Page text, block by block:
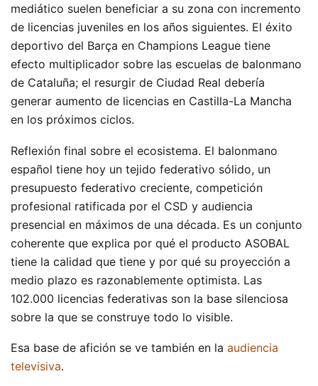
mediático suelen beneficiar a su zona con incremento
de licencias juveniles en los años siguientes. El éxito
deportivo del Barça en Champions League tiene
efecto multiplicador sobre las escuelas de balonmano
de Cataluña; el resurgir de Ciudad Real debería
generar aumento de licencias en Castilla-La Mancha
en los próximos ciclos.
Reflexión final sobre el ecosistema. El balonmano
español tiene hoy un tejido federativo sólido, un
presupuesto federativo creciente, competición
profesional ratificada por el CSD y audiencia
presencial en máximos de una década. Es un conjunto
coherente que explica por qué el producto ASOBAL
tiene la calidad que tiene y por qué su proyección a
medio plazo es razonablemente optimista. Las
102.000 licencias federativas son la base silenciosa
sobre la que se construye todo lo visible.
Esa base de afición se ve también en la audiencia
televisiva.